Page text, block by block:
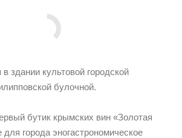
здании культовой городской
булочной.
бутик крымских вин «Золотая
города эногастрономическое